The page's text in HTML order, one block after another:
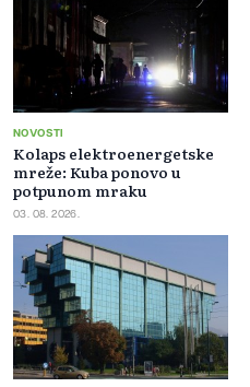
NOVOSTI
Kolaps elektroenergetske
mreže: Kuba ponovo u
potpunom mraku
03. 08. 2026.